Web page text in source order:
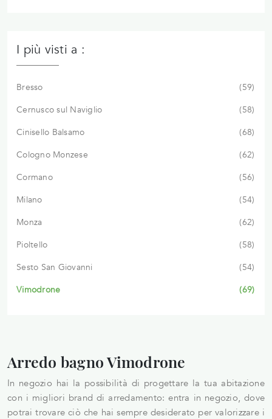
I più visti a :
Bresso
59
Cernusco sul Naviglio
58
Cinisello Balsamo
68
Cologno Monzese
62
Cormano
56
Milano
54
Monza
62
Pioltello
58
Sesto San Giovanni
54
Vimodrone
69
Arredo bagno Vimodrone
In negozio hai la possibilità di progettare la tua abitazione
con i migliori brand di arredamento: entra in negozio, dove
potrai trovare ciò che hai sempre desiderato per valorizzare i